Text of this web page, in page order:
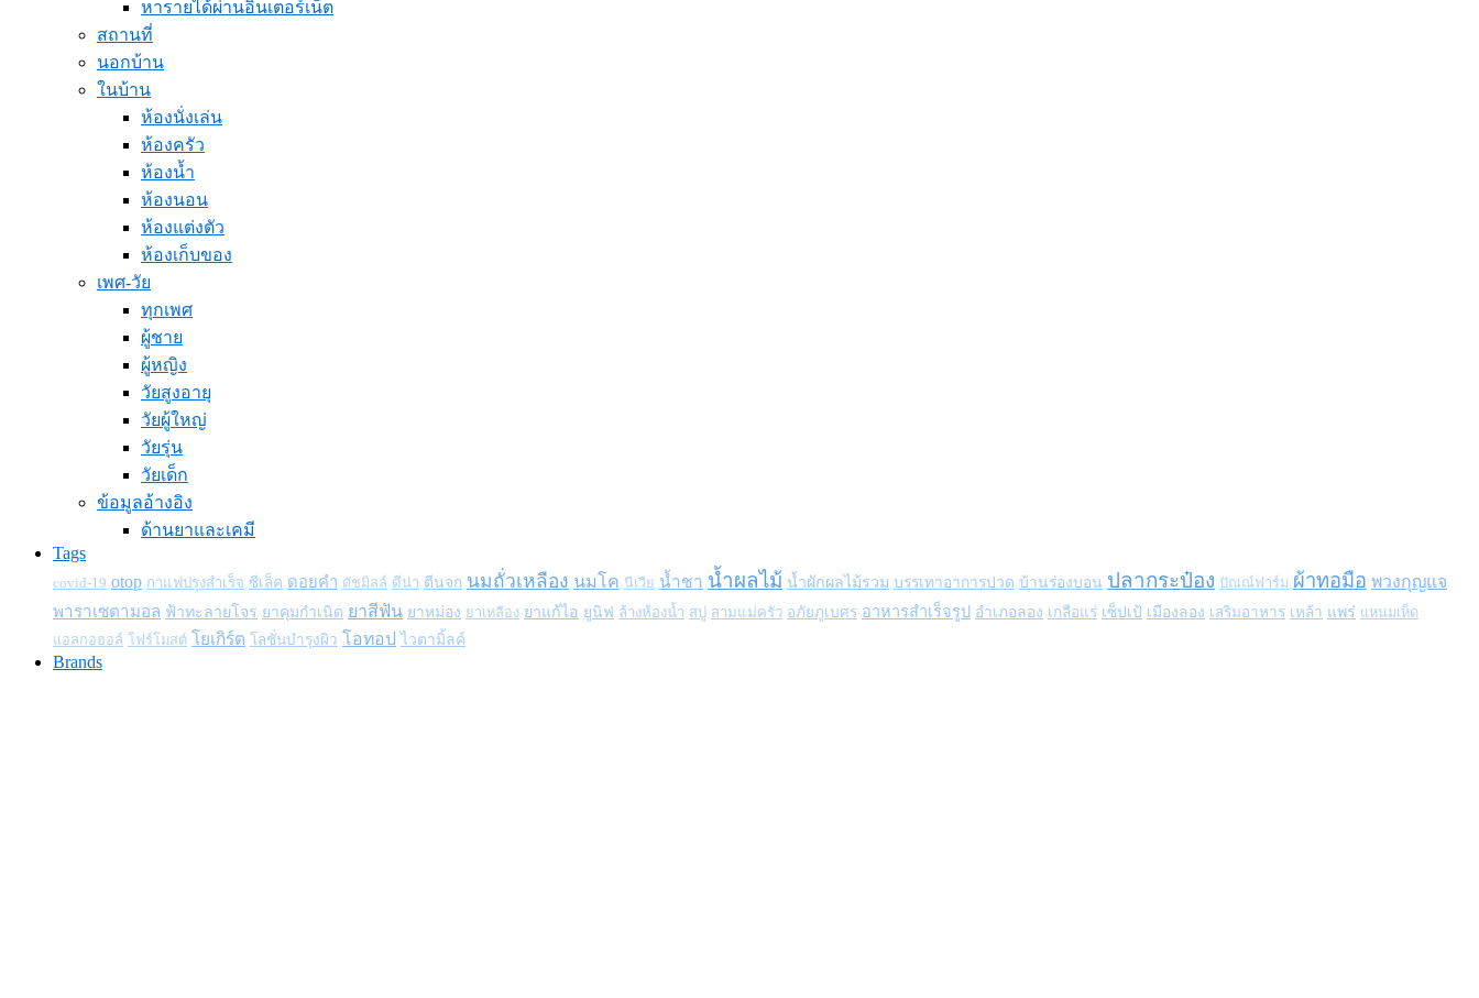
หารายได้ผ่านอินเตอร์เน็ต
สถานที่
นอกบ้าน
ในบ้าน
ห้องนั่งเล่น
ห้องครัว
ห้องน้ำ
ห้องนอน
ห้องแต่งตัว
ห้องเก็บของ
เพศ-วัย
ทุกเพศ
ผู้ชาย
ผู้หญิง
วัยสูงอายุ
วัยผู้ใหญ่
วัยรุ่น
วัยเด็ก
ข้อมูลอ้างอิง
ด้านยาและเคมี
Tags
covid-19 otop กาแฟปรุงสำเร็จ ซีเล็ค ดอยคำ ดัชมิลล์ ดีน่า ตีนจก นมถั่วเหลือง นมโค นีเวีย น้ำชา น้ำผลไม้ น้ำผักผลไม้รวม บรรเทาอาการปวด บ้านร่องบอน ปลากระป๋อง ปัณณ์ฟาร์ม ผ้าทอมือ พวงกุญแจ
พาราเซตามอล ฟ้าทะลายโจร ยาคุมกำเนิด ยาสีฟัน ยาหม่อง ยาเหลือง ยาแก้ไอ ยูนิฟ ล้างห้องน้ำ สบู่ สามแม่ครัว อภัยภูเบศร อาหารสำเร็จรูป อำเภอลอง เกลือแร่ เซ็ปเป้ เมืองลอง เสริมอาหาร เหล้า แพร่ แหนมเห็ด
แอลกอฮอล์ โฟร์โมสต์ โยเกิร์ต โลชั่นบำรุงผิว โอทอป ไวตามิ้ลค์
Brands